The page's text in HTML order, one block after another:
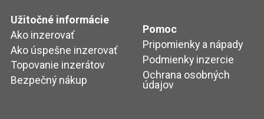
Užitočné informácie
Ako inzerovať
Ako úspešne inzerovať
Topovanie inzerátov
Bezpečný nákup
Pomoc
Pripomienky a nápady
Podmienky inzercie
Ochrana osobných
údajov